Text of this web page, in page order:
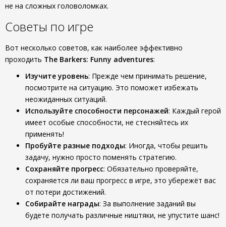
не на сложных головоломках.
Советы по игре
Вот несколько советов, как наиболее эффективно
проходить The Barkers: Funny adventures:
Изучите уровень: Прежде чем принимать решение,
посмотрите на ситуацию. Это поможет избежать
неожиданных ситуаций.
Используйте способности персонажей: Каждый герой
имеет особые способности, не стесняйтесь их
применять!
Пробуйте разные подходы: Иногда, чтобы решить
задачу, нужно просто поменять стратегию.
Сохраняйте прогресс: Обязательно проверяйте,
сохраняется ли ваш прогресс в игре, это убережёт вас
от потери достижений.
Собирайте награды: За выполнение заданий вы
будете получать различные ништяки, не упустите шанс!